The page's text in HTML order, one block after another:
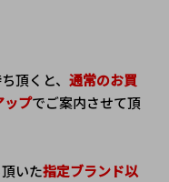
頂くと、 通常のお買
ップでご案内させて頂
いた指定ブランド以